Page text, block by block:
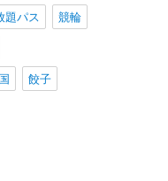
題パス 競輪
餃子